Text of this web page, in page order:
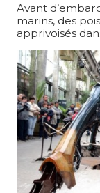
Avant
marins, des
apprivoisés